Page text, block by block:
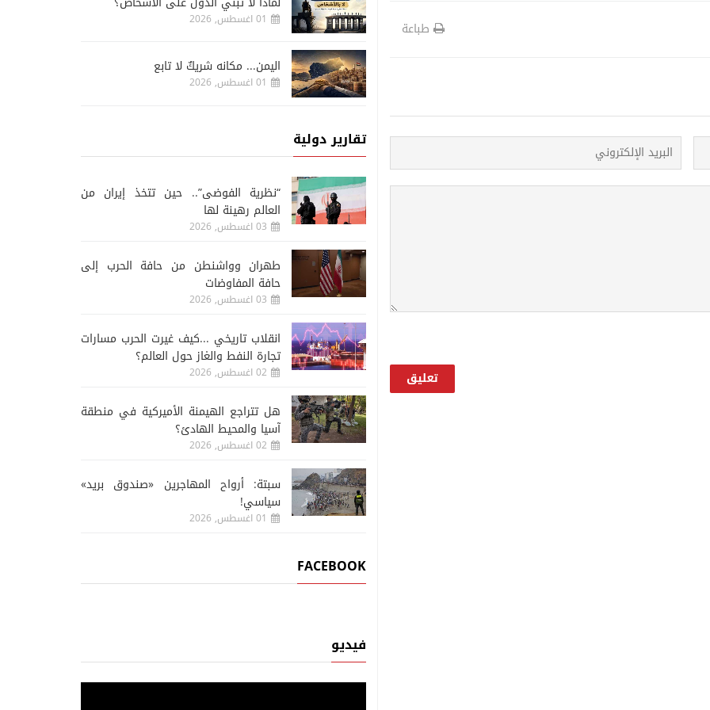
طباعة 01 اغسطس, 2026
اليمن... مكانه شريكٌ لا تابع
01 اغسطس, 2026
تقارير دولية
“نظرية الفوضى”.. حين تتخذ إيران من
العالم رهينة لها
03 اغسطس, 2026
طهران وواشنطن من حافة الحرب إلى
حافة المفاوضات
03 اغسطس, 2026
انقلاب تاريخي ...كيف غيرت الحرب مسارات
تجارة النفط والغاز حول العالم؟
02 اغسطس, 2026
هل تتراجع الهيمنة الأميركية في منطقة
آسيا والمحيط الهادئ؟
02 اغسطس, 2026
سبتة: أرواح المهاجرين «صندوق بريد»
سياسي!
01 اغسطس, 2026
FACEBOOK
فيديو